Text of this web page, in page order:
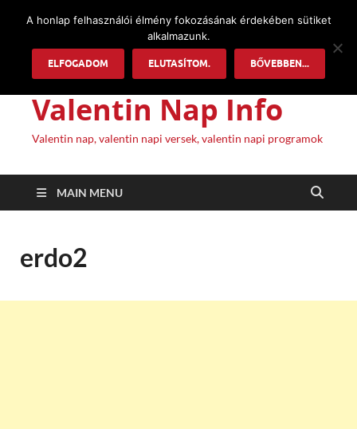
Valentin Nap Info
Valentin nap, valentin napi versek, valentin napi programok
MAIN MENU
erdo2
A honlap felhasználói élmény fokozásának érdekében sütiket
alkalmazunk.
ELFOGADOM ELUTASÍTOM. BŐVEBBEN...